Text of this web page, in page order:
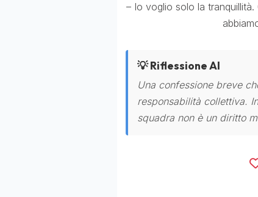
– Io voglio solo la
💡 Riflessione AI
Una confessione breve
responsabilità collettiva.
squadra non è un diritto